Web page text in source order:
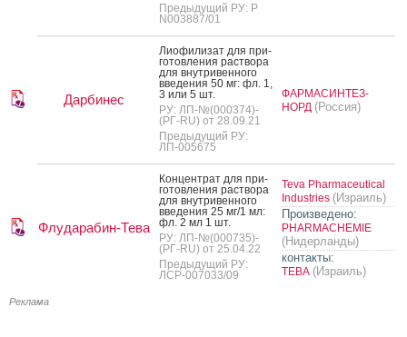
Предыдущий РУ: Р
N003887/01
Дарбинес
Ли­офи­лизат для при­
готов­ле­ния рас­тво­ра
для внут­ри­вен­но­го
вве­дения 50 мг: фл. 1,
3 или 5 шт.
РУ: ЛП-№(000374)-
(РГ-RU) от 28.09.21
Предыдущий РУ:
ЛП-005675
ФАРМАСИНТЕЗ-
НОРД (Россия)
Флударабин-Тева
Кон­цен­трат для при­
готов­ле­ния рас­тво­ра
для внут­ри­вен­но­го
вве­дения 25 мг/1 мл:
фл. 2 мл 1 шт.
РУ: ЛП-№(000735)-
(РГ-RU) от 25.04.22
Предыдущий РУ:
ЛСР-007033/09
Teva Pharmaceutical
Industries (Израиль)
Произведено:
PHARMACHEMIE
(Нидерланды)
контакты:
ТЕВА (Израиль)
Реклама